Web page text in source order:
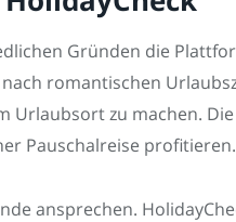
Gründen die
romantischen
zu machen.
Pauschalreise profitieren.
ansprechen.